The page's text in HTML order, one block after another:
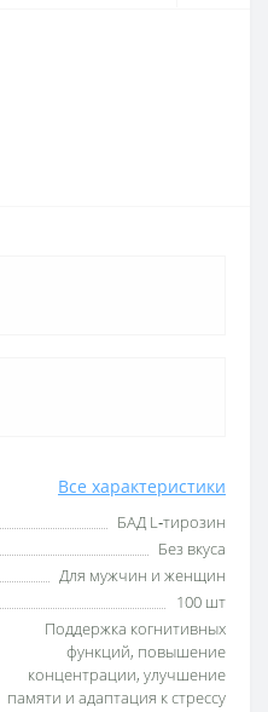
Все характеристики
БАД L‑тирозин
Без вкуса
Для мужчин и женщин
100 шт
Поддержка когнитивных
функций, повышение
концентрации, улучшение
памяти и адаптация к стрессу